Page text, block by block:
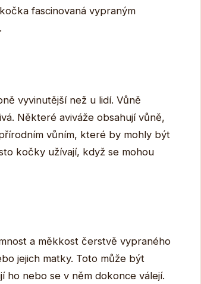
fascinovaná vypraným
vyvinutější než u lidí. Vůně
Některé aviváže obsahují vůně,
vůním, které by mohly být
kočky užívají, když se mohou
a měkkost čerstvě vypraného
jejich matky. Toto může být
ho nebo se v něm dokonce válejí.